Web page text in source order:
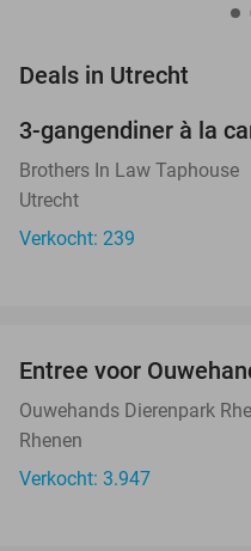
Deals in Utrecht
3-gangendiner à la
Brothers In Law Taphouse
Utrecht
Verkocht: 239
Entree voor
Ouwehands Dierenpark
Rhenen
Verkocht: 3.947